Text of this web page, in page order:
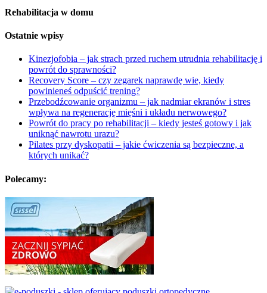
Rehabilitacja w domu
Ostatnie wpisy
Kinezjofobia – jak strach przed ruchem utrudnia rehabilitację i
powrót do sprawności?
Recovery Score – czy zegarek naprawdę wie, kiedy
powinieneś odpuścić trening?
Przebodźcowanie organizmu – jak nadmiar ekranów i stres
wpływa na regenerację mięśni i układu nerwowego?
Powrót do pracy po rehabilitacji – kiedy jesteś gotowy i jak
uniknąć nawrotu urazu?
Pilates przy dyskopatii – jakie ćwiczenia są bezpieczne, a
których unikać?
Polecamy: